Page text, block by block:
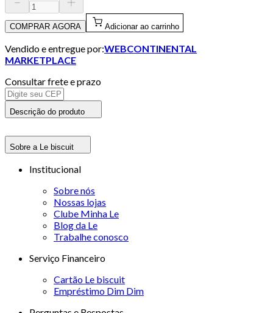
COMPRAR AGORA Adicionar ao carrinho
Vendido e entregue por:WEBCONTINENTAL
MARKETPLACE
Consultar frete e prazo
Descrição do produto
Sobre a Le biscuit
Institucional
Sobre nós
Nossas lojas
Clube Minha Le
Blog da Le
Trabalhe conosco
Serviço Financeiro
Cartão Le biscuit
Empréstimo Dim Dim